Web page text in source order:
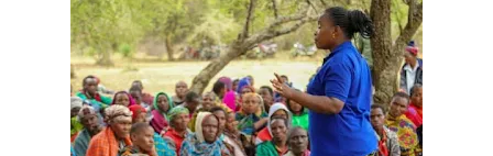
WANAFUNZI WA MTEMI MAZENGO
MSUMBA-Aug 07 2026
WATUMISHI WA WIZARA YA FEDHA
MSUMBA-Aug 07 2026
BOT YAZINDUA KIELELEZO CHA FAIDA
OSCAR ASSENGA-Aug 07 2026